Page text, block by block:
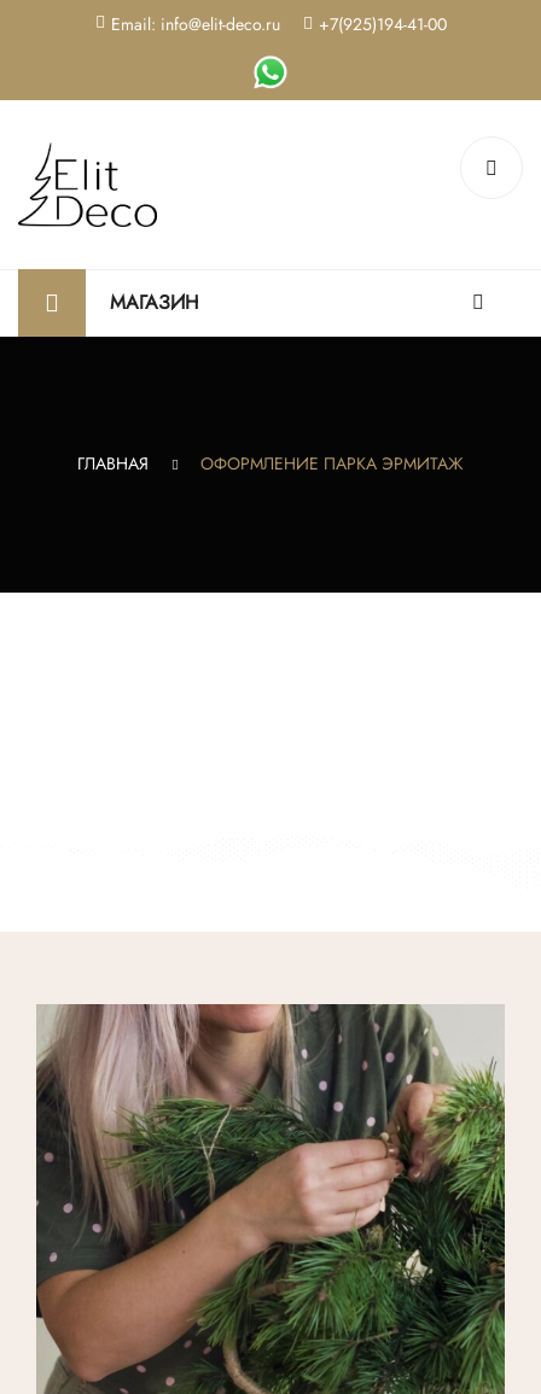
Email: info@elit-deco.ru +7(925)194-41-00
МАГАЗИН
ГЛАВНАЯ ОФОРМЛЕНИЕ ПАРКА ЭРМИТАЖ